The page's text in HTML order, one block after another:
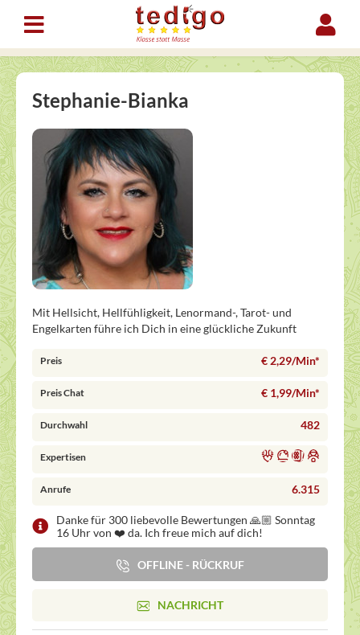
Stephanie-Bianka
Mit Hellsicht, Hellfühligkeit, Lenormand-, Tarot- und
Engelkarten führe ich Dich in eine glückliche Zukunft
Preis € 2,29/Min*
Preis Chat € 1,99/Min*
Durchwahl 482
Expertisen
Anrufe 6.315
Danke für 300 liebevolle Bewertungen 🙏🏼 Sonntag
16 Uhr von ❤️ da. Ich freue mich auf dich!
OFFLINE - RÜCKRUF
NACHRICHT